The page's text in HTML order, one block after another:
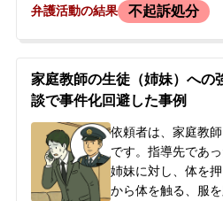
ることになりまし
たご両親が、当事
た。
弁護活動の結果 不起訴処分
家庭教師の生徒（姉妹）への
談で事件化回避した事例
依頼者は、家庭教
です。指導先であ
姉妹に対し、体を
から体を触る、服